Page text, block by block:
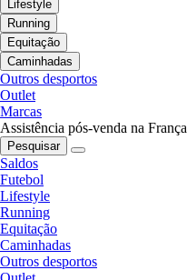
Lifestyle
Running
Equitação
Caminhadas
Outros desportos
Outlet
Marcas
Assistência pós-venda na França
Pesquisar
Saldos
Futebol
Lifestyle
Running
Equitação
Caminhadas
Outros desportos